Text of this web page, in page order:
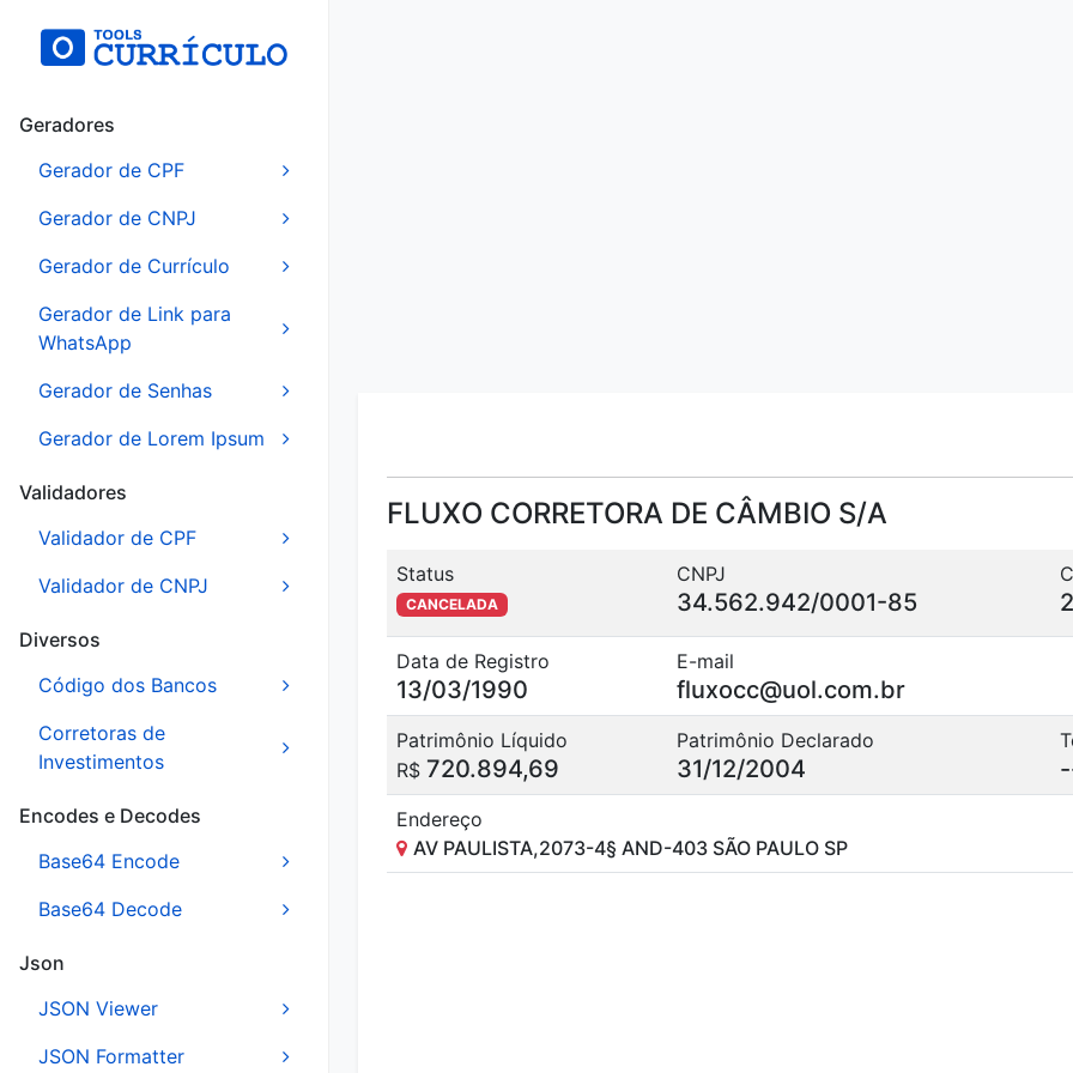
Geradores
Gerador de CPF
Gerador de CNPJ
Gerador de Currículo
Gerador de Link para
WhatsApp
Gerador de Senhas
Gerador de Lorem Ipsum
Validadores
Validador de CPF
Validador de CNPJ
Diversos
Código dos Bancos
Corretoras de
Investimentos
Encodes e Decodes
Base64 Encode
Base64 Decode
Json
JSON Viewer
JSON Formatter
FLUXO CORRETORA DE CÂMBIO S/A
Status
CANCELADA
CNPJ
34.562.942/0001-85
Data de Registro
13/03/1990
E-mail
fluxocc@uol.com.br
Patrimônio Líquido
R$ 720.894,69
Patrimônio Declarado
31/12/2004
Endereço
AV PAULISTA,2073-4§ AND-403 SÃO PAULO SP